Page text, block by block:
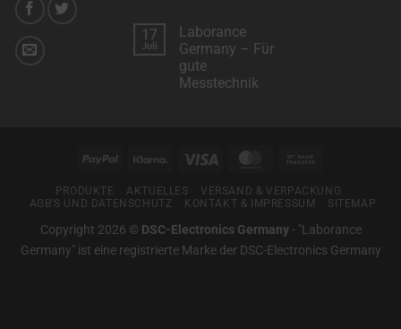
Das
Suchportal
für
professionelle
Mess-
und
Wir
arbeiten
mit
“Klarna”
für
17
Juli
Laborance
Germany – Für
gute
Messtechnik
Messtechnik
PayPal Klarna Visa MasterCard
PRODUKTE AKTUELLES
VERSAND & VERPACKUNG
AGB’S UND DATENSCHUTZ
KONTAKT & IMPRESSUM SITEMAP
Copyright 2026 © DSC-Electronics Germany- "Laborance
Germany" ist eine registrierte Marke der DSC-Electronics Germany